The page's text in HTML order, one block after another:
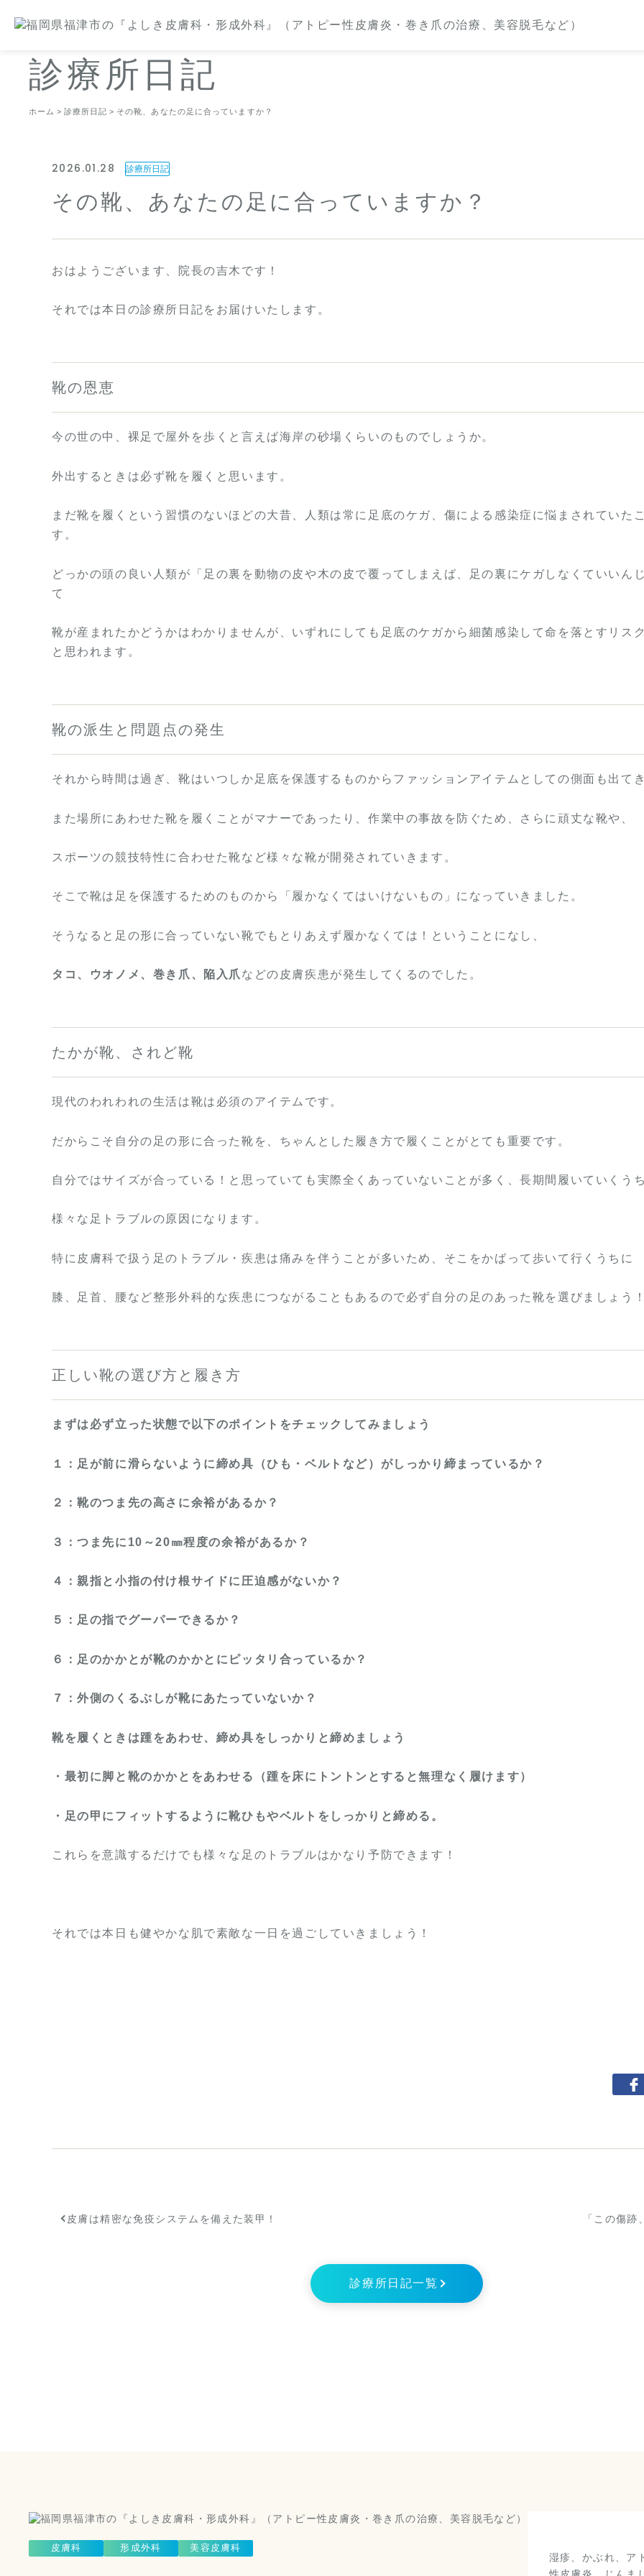
診療所日記
ホーム 診療所日記 その靴、あなたの足に合っていますか？
2026.01.28 診療所日記
その靴、あなたの足に合っていますか？
おはようございます、院長の吉木です！
それでは本日の診療所日記をお届けいたします。
靴の恩恵
今の世の中、裸足で屋外を歩くと言えば海岸の砂場くらいのものでしょうか。
外出するときは必ず靴を履くと思います。
まだ靴を履くという習慣のないほどの大昔、人類は常に足底のケガ、傷による感染症に悩まされていた
す。
どっかの頭の良い人類が「足の裏を動物の皮や木の皮で覆ってしまえば、足の裏にケガしなくていいん
て
靴が産まれたかどうかはわかりませんが、いずれにしても足底のケガから細菌感染して命を落とすリス
と思われます。
靴の派生と問題点の発生
それから時間は過ぎ、靴はいつしか足底を保護するものからファッションアイテムとしての側面も出て
また場所にあわせた靴を履くことがマナーであったり、作業中の事故を防ぐため、さらに頑丈な靴や、
スポーツの競技特性に合わせた靴など様々な靴が開発されていきます。
そこで靴は足を保護するためのものから「履かなくてはいけないもの」になっていきました。
そうなると足の形に合っていない靴でもとりあえず履かなくては！ということになし、
タコ、ウオノメ、巻き爪、陥入爪 などの皮膚疾患が発生してくるのでした。
たかが靴、されど靴
現代のわれわれの生活は靴は必須のアイテムです。
だからこそ自分の足の形に合った靴を、ちゃんとした履き方で履くことがとても重要です。
自分ではサイズが合っている！と思っていても実際全くあっていないことが多く、長期間履いていくう
様々な足トラブルの原因になります。
特に皮膚科で扱う足のトラブル・疾患は痛みを伴うことが多いため、そこをかばって歩いて行くうちに
膝、足首、腰など整形外科的な疾患につながることもあるので必ず自分の足のあった靴を選びましょう
正しい靴の選び方と履き方
まずは必ず立った状態で以下のポイントをチェックしてみましょう
１：足が前に滑らないように締め具（ひも・ベルトなど）がしっかり締まっているか？
２：靴のつま先の高さに余裕があるか？
３：つま先に10～20㎜程度の余裕があるか？
４：親指と小指の付け根サイドに圧迫感がないか？
５：足の指でグーパーできるか？
６：足のかかとが靴のかかとにピッタリ合っているか？
７：外側のくるぶしが靴にあたっていないか？
靴を履くときは踵をあわせ、締め具をしっかりと締めましょう
・最初に脚と靴のかかとをあわせる（踵を床にトントンとすると無理なく履けます）
・足の甲にフィットするように靴ひもやベルトをしっかりと締める。
これらを意識するだけでも様々な足のトラブルはかなり予防できます！
それでは本日も健やかな肌で素敵な一日を過ごしていきましょう！
皮膚は精密な免疫システムを備えた装甲！ 「この傷
診療所日記一覧
皮膚科 形成外科 美容皮膚科
湿疹、かぶれ、ア